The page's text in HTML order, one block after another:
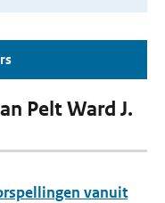
Pelt Ward J.
vanuit